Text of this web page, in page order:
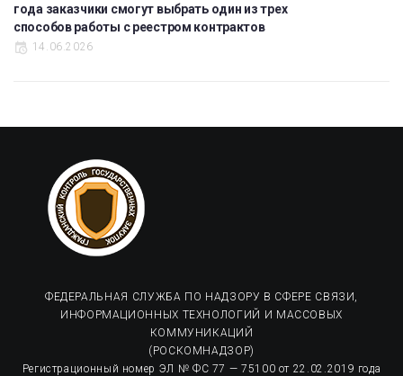
года заказчики смогут выбрать один из трех
способов работы с реестром контрактов
14.06.2026
ФЕДЕРАЛЬНАЯ СЛУЖБА ПО НАДЗОРУ В СФЕРЕ СВЯЗИ,
ИНФОРМАЦИОННЫХ ТЕХНОЛОГИЙ И МАССОВЫХ
КОММУНИКАЦИЙ
(РОСКОМНАДЗОР)
Регистрационный номер ЭЛ № ФС 77 — 75100 от 22.02.2019 года